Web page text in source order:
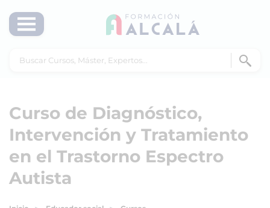
Curso de Diagnóstico,
Intervención y Tratamiento
en el Trastorno Espectro
Autista